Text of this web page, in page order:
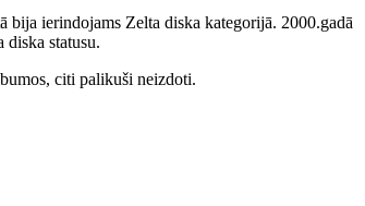
bija ierindojams Zelta diska kategorijā. 2000.gadā
diska statusu.
citi palikuši neizdoti.